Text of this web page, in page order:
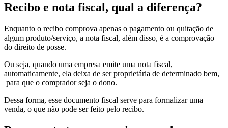
Recibo e nota fiscal, qual a diferença?
Enquanto o recibo comprova apenas o pagamento ou quitação de
algum produto/serviço, a nota fiscal, além disso, é a comprovação
do direito de posse.
Ou seja, quando uma empresa emite uma nota fiscal,
automaticamente, ela deixa de ser proprietária de determinado bem,
para que o comprador seja o dono.
Dessa forma, esse documento fiscal serve para formalizar uma
venda, o que não pode ser feito pelo recibo.